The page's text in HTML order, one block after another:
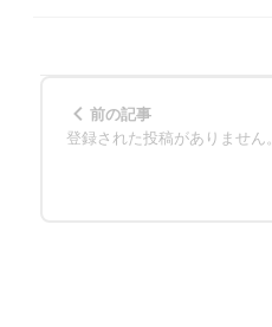
前の記事
登録された投稿がありません。